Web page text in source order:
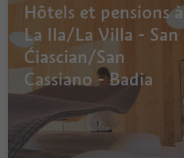
Hôtels et pensions à
La Ila/La Villa - San
Ćiascian/San
Cassiano - Badia